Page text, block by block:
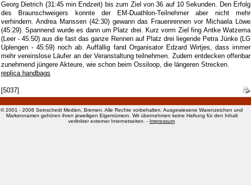
Georg Dietrich (31:45 min Endzeit) bis zum Ziel von 36 auf 10 Sekunden. Den Erfolg
des Braunschweigers konnte der EM-Duathlon-Teilnehmer aber nicht mehr
verhindern. Andrea Manssen (42:30) gewann das Frauenrennen vor Michaela Löwe
(45:29). Spannend wurde es dann um Platz drei. Kurz vorm Ziel fing Antke Watzema
(Leer - 45:50) aus die fast das ganze Rennen auf Platz drei liegende Petra Jünke (LG
Uplengen - 45:59) noch ab. Auffällig fand Organisator Edzard Wirtjes, dass immer
mehr vereinslose Läufer an der Veranstaltung teilnehmen. Zudem entdecken offenbar
zunehmend jüngere Akteure, wie schon beim Ossiloop, die längeren Strecken.
replica handbags
[5037]
© 2001 - 2006 Seinschedt Medien, Bremen. Alle Rechte vorbehalten. Ausgewiesene Warenzeichen und
Markennamen gehören ihren jeweiligen Eigentümern. Wir übernehmen keine Haftung für den Inhalt
verlinkter externer Internetseiten. - Impressum